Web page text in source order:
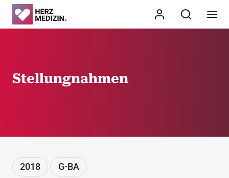
Stellungnahmen
2018 G-BA